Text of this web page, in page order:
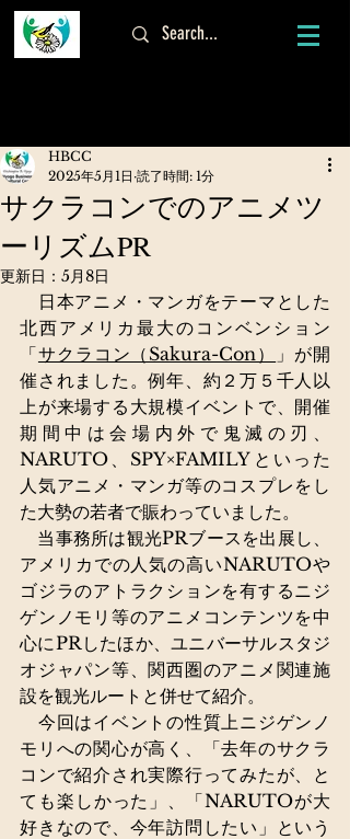
サクラコンでのアニメツ
ーリズムPR
HBCC
2025年5月1日 読了時間: 1分
更新日： 5月8日
日本アニメ・マンガをテーマとした
北西アメリカ最大のコンベンション
「サクラコン（Sakura-Con）
」が開
催されました。例年、約２万５千人以
上が来場する大規模イベントで、開催
期間中は会場内外で鬼滅の刃、
NARUTO、SPY×FAMILYといった
人気アニメ・マンガ等のコスプレをし
た大勢の若者で賑わっていました。
当事務所は観光PRブースを出展し、
アメリカでの人気の高いNARUTOや
ゴジラのアトラクションを有するニジ
ゲンノモリ等のアニメコンテンツを中
心にPRしたほか、ユニバーサルスタジ
オジャパン等、関西圏のアニメ関連施
設を観光ルートと併せて紹介。
今回はイベントの性質上ニジゲンノ
モリへの関心が高く、「去年のサクラ
コンで紹介され実際行ってみたが、と
ても楽しかった」、「NARUTOが大
好きなので、今年訪問したい」という